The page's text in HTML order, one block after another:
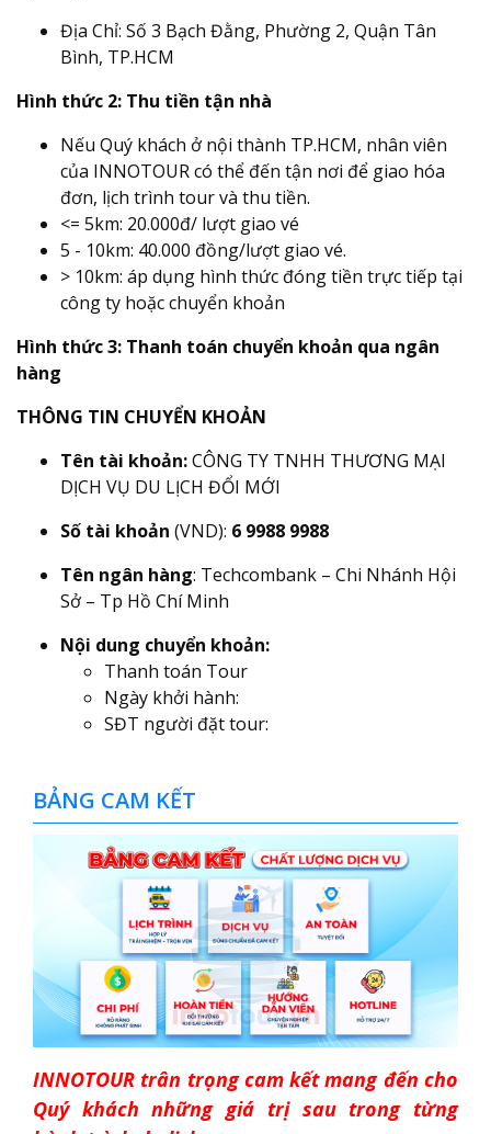
Địa Chỉ: Số 3 Bạch Đằng, Phường 2, Quận Tân
Bình, TP.HCM
Hình thức 2: Thu tiền tận nhà
Nếu Quý khách ở nội thành TP.HCM, nhân viên
của INNOTOUR có thể đến tận nơi để giao hóa
đơn, lịch trình tour và thu tiền.
<= 5km: 20.000đ/ lượt giao vé
5 - 10km: 40.000 đồng/lượt giao vé.
> 10km: áp dụng hình thức đóng tiền trực tiếp tại
công ty hoặc chuyển khoản
Hình thức 3: Thanh toán chuyển khoản qua ngân
hàng
THÔNG TIN CHUYỂN KHOẢN
Tên tài khoản:CÔNG TY TNHH THƯƠNG MẠI
DỊCH VỤ DU LỊCH ĐỔI MỚI
Số tài khoản (VND): 6 9988 9988
Tên ngân hàng: Techcombank – Chi Nhánh Hội
Sở – Tp Hồ Chí Minh
Nội dung chuyển khoản:
Thanh toán Tour
Ngày khởi hành:
SĐT người đặt tour:
BẢNG CAM KẾT
INNOTOUR trân trọng cam kết mang đến cho
Quý khách những giá trị sau trong từng